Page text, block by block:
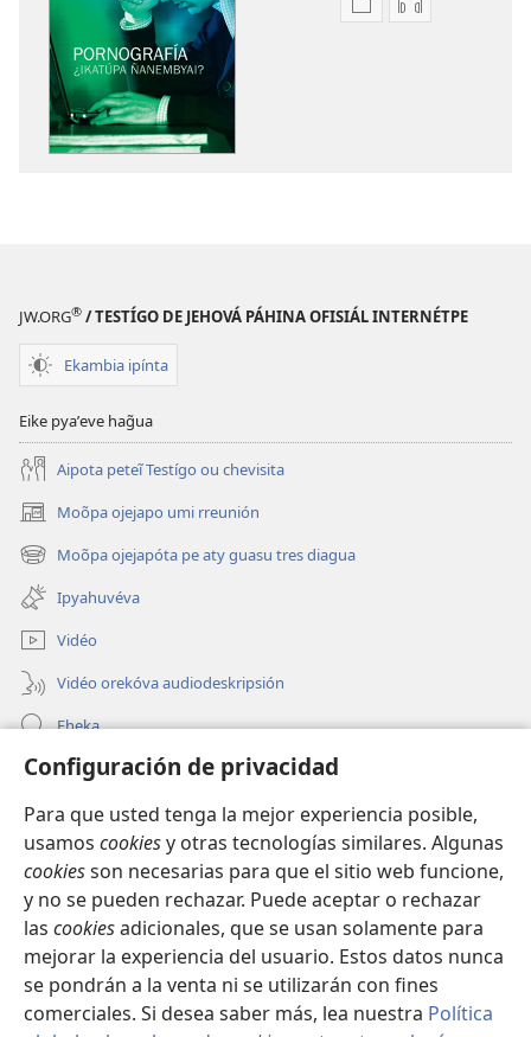
Configuración de privacidad
Para que usted tenga la mejor experiencia posible,
usamos cookiesy otras tecnologías similares. Algunas
cookiesson necesarias para que el sitio web funcione,
y no se pueden rechazar. Puede aceptar o rechazar
las cookiesadicionales, que se usan solamente para
mejorar la experiencia del usuario. Estos datos nunca
se pondrán a la venta ni se utilizarán con fines
comerciales. Si desea saber más, lea nuestra Política
RemboguejyRemboguejy
JW.ORG® / TESTÍGO DE JEHOVÁ PÁHINA OFISIÁL INTERNÉTPE
Ekambia ipínta
Eike pyaʼeve hag̃ua
Aipota peteĩ Testígo ou chevisita
Moõpa ojejapo umi rreunión
(abre
una
nueva
ventana)
Moõpa ojejapóta pe aty guasu tres diagua
(abre
una
nueva
ventana)
Ipyahuvéva
Vidéo
Vidéo orekóva audiodeskripsión
Eheka
Ayuda
Edona hag̃ua
(abre
nueva
ventana)
Vivliotéka oĩva Internétpe Watchtower
(abre
una
nueva
ventana)
JW Hub ®
(abre
una
nueva
ventana)